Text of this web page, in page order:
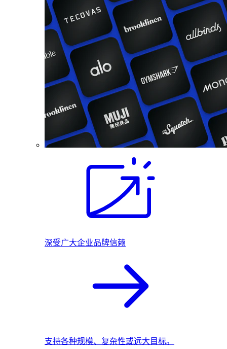
深受广大企业品牌信赖
支持各种规模、复杂性或远大目标。